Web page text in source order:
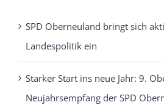
SPD Oberneuland bringt sich
Landespolitik ein
Starker Start ins neue Jahr: 9.
Neujahrsempfang der SPD